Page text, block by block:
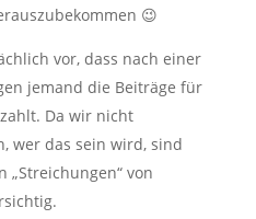
😉
vor, dass nach einer
jemand die Beiträge für
Da wir nicht
wer das sein wird, sind
von